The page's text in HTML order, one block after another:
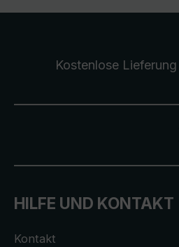
Kostenlose Lieferung
HILFE UND KONTAKT
Kontakt